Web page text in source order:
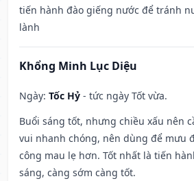
tiến hành đào giếng nước để tránh
lành
Khổng Minh Lục Diệu
Ngày: Tốc Hỷ - tức ngày Tốt vừa.
Buổi sáng tốt, nhưng chiều xấu nên
vui nhanh chóng, nên dùng để mưu
công mau lẹ hơn. Tốt nhất là tiến
sáng, càng sớm càng tốt.